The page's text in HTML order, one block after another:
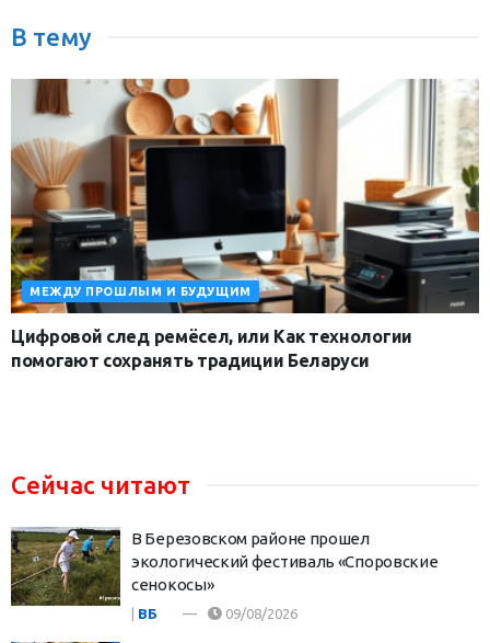
В тему
МЕЖДУ ПРОШЛЫМ И БУДУЩИМ
Цифровой след ремёсел, или Как технологии
помогают сохранять традиции Беларуси
Сейчас читают
В Березовском районе прошел
экологический фестиваль «Споровские
сенокосы»
ВБ 09/08/2026